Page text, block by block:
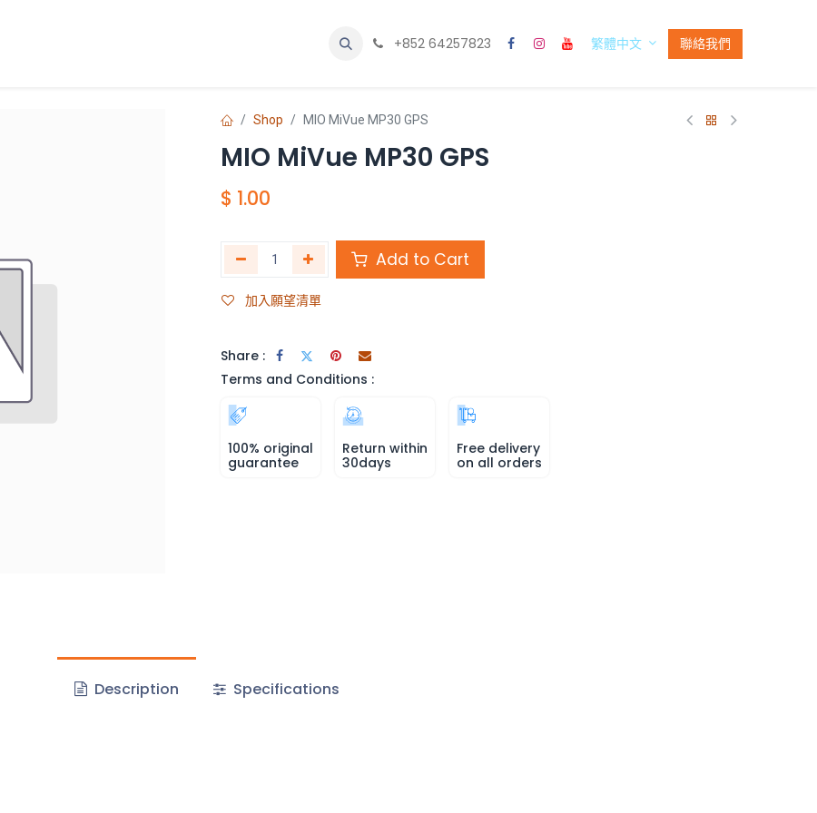
+852 64257823 繁體中文 聯絡我們
Shop MIO MiVue MP30 GPS
MIO MiVue MP30 GPS
$ 1.00
Add to Cart
加入願望清單
Share :
Terms and Conditions :
100% original
guarantee
Return within
30days
Free delivery
on all orders
Description Specifications